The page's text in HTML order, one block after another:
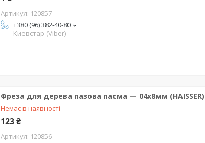
120857
+380 (96) 382-40-80
Киевстар (Viber)
Фреза для дерева пазова пасма — 04х8мм (HAISSER)
Немає в наявності
123 ₴
120856